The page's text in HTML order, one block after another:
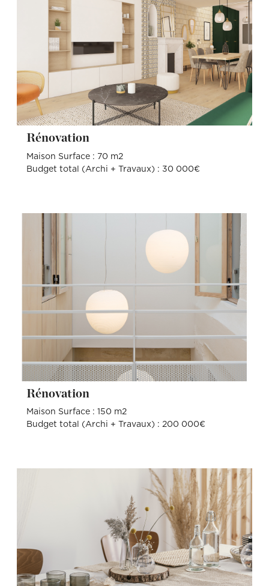
Rénovation
Maison Surface : 70 m2
Budget total (Archi + Travaux) : 30 000€
Rénovation
Maison Surface : 150 m2
Budget total (Archi + Travaux) : 200 000€